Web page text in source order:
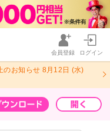
会員登録 ログイン
のお知らせ 8月12日 (水)